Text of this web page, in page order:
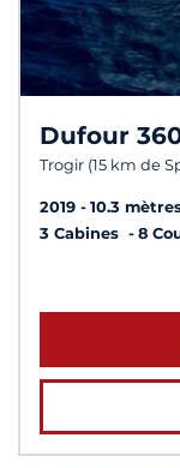
Dufour
Trogir (15 km de
2019
10.3
3 Cabines
8